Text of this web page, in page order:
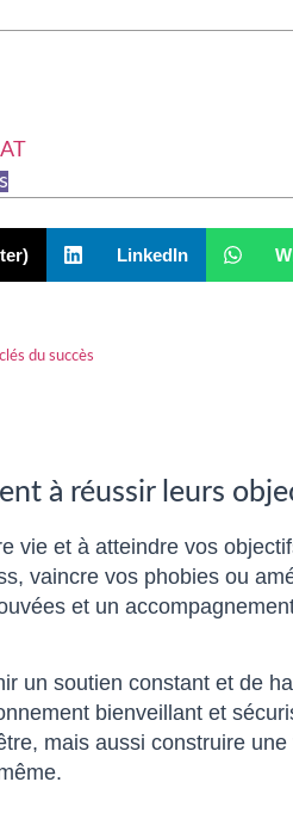
LinkedIn
du succès
à réussir leurs
vie et à atteindre vos
vaincre vos phobies ou
et un
un soutien constant et de
bienveillant et
mais aussi construire